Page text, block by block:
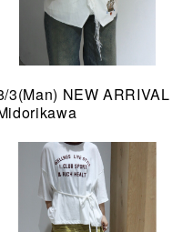
3(Man) NEW ARRIVAL